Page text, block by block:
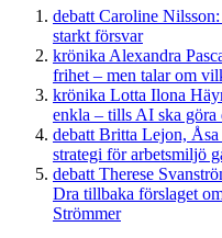
debatt Caroline Nilsson:
starkt försvar
krönika Alexandra
frihet – men talar om
krönika Lotta Ilona
enkla – tills AI ska göra
debatt Britta Lejon, Åsa
strategi för arbetsmiljö
debatt Therese
Dra tillbaka förslaget
Strömmer